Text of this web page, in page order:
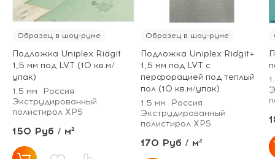
Образец в шоу-руме
Подложка Uniplex Ridgit
1,5 мм под LVT (10 кв.м/
упак)
1.5 мм
Россия
Экструдированный
полистирол XPS
150 Руб / м²
Образец в шоу-руме
Подложка Uniplex Ridgit+
1,5 мм под LVT с
перфорацией под теплый
пол (10 кв.м/упак)
1.5 мм
Россия
Экструдированный
полистирол XPS
170 Руб / м²